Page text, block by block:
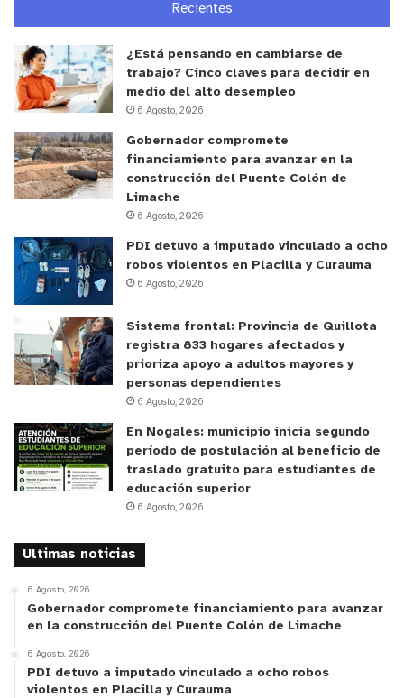
Recientes
¿Está pensando en cambiarse de
trabajo? Cinco claves para decidir en
medio del alto desempleo
6 Agosto, 2026
Gobernador compromete
financiamiento para avanzar en la
construcción del Puente Colón de
Limache
6 Agosto, 2026
PDI detuvo a imputado vinculado a ocho
robos violentos en Placilla y Curauma
6 Agosto, 2026
Sistema frontal: Provincia de Quillota
registra 833 hogares afectados y
prioriza apoyo a adultos mayores y
personas dependientes
6 Agosto, 2026
En Nogales: municipio inicia segundo
período de postulación al beneficio de
traslado gratuito para estudiantes de
educación superior
6 Agosto, 2026
Ultimas noticias
6 Agosto, 2026
Gobernador compromete financiamiento para avanzar
en la construcción del Puente Colón de Limache
6 Agosto, 2026
PDI detuvo a imputado vinculado a ocho robos
violentos en Placilla y Curauma